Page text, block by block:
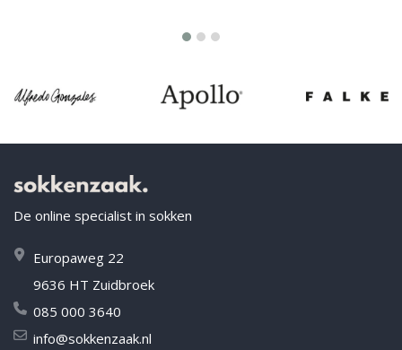
De online specialist in sokken
Europaweg 22
9636 HT Zuidbroek
085 000 3640
info@sokkenzaak.nl